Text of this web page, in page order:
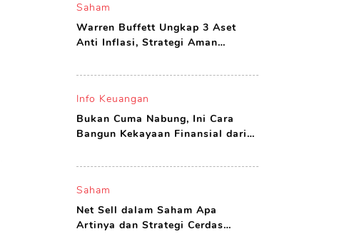
Saham
Warren Buffett Ungkap 3 Aset
Anti Inflasi, Strategi Aman
Info Keuangan
Bukan Cuma Nabung, Ini Cara
Bangun Kekayaan Finansial dari
Saham
Net Sell dalam Saham Apa
Artinya dan Strategi Cerdas